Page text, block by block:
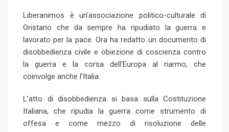
n
E
m
a
i
Liberanimos è un’associazione politico-culturale di
Oristano che da sempre ha ripudiato la guerra e
lavorato per la pace. Ora ha redatto un documento di
disobbedienza civile e obiezione di coscienza contro
la guerra e la corsa dell’Europa al riarmo, che
coinvolge anche l’Italia.
L’atto di disobbedienza si basa sulla Costituzione
Italiana, che ripudia la guerra come strumento di
offesa e come mezzo di risoluzione delle